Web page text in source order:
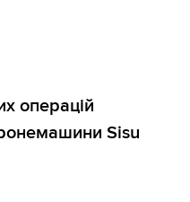
операцій
Sisu